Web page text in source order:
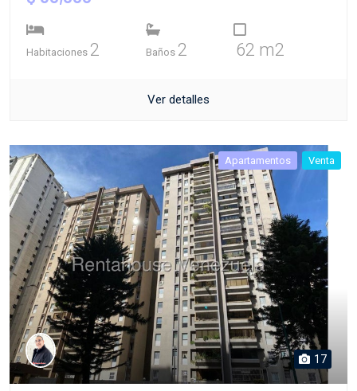
Habitaciones 2 Baños 2 62 m2
Ver detalles
Apartamentos Venta
17